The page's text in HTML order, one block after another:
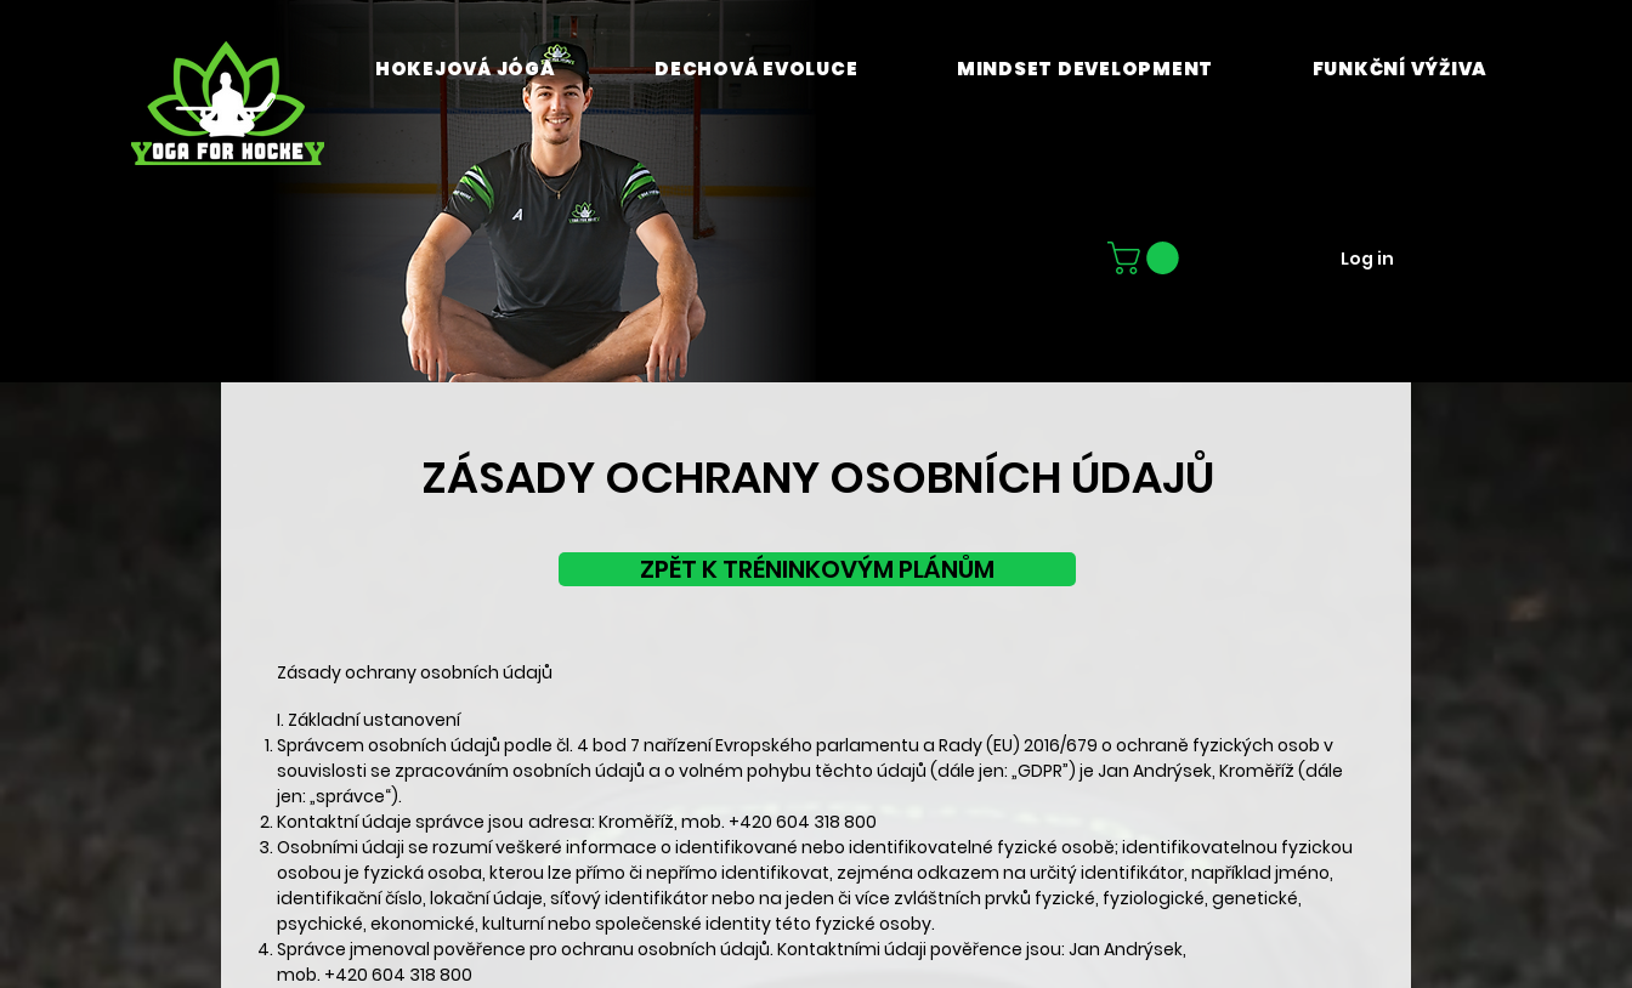
Log in
HOKEJOVÁ JÓGA DECHOVÁ EVOLUCE MINDSET DEVELOPMENT FUNKČNÍ VÝŽIVA
ZPĚT K TRÉNINKOVÝM PLÁNŮM
Zásady ochrany osobních údajů
I. Základní ustanovení
Správcem osobních údajů podle čl. 4 bod 7 nařízení Evropského parlamentu a Rady (EU) 2016/679 o ochraně fyzických osob v
souvislosti se zpracováním osobních údajů a o volném pohybu těchto údajů (dále jen: „GDPR”) je Jan Andrýsek, Kroměříž (dále
jen: „správce“).
Kontaktní údaje správce jsou adresa: Kroměříž, mob. +420 604 318 800
Osobními údaji se rozumí veškeré informace o identifikované nebo identifikovatelné fyzické osobě; identifikovatelnou fyzickou
osobou je fyzická osoba, kterou lze přímo či nepřímo identifikovat, zejména odkazem na určitý identifikátor, například jméno,
identifikační číslo, lokační údaje, síťový identifikátor nebo na jeden či více zvláštních prvků fyzické, fyziologické, genetické,
psychické, ekonomické, kulturní nebo společenské identity této fyzické osoby.
Správce jmenoval pověřence pro ochranu osobních údajů. Kontaktními údaji pověřence jsou: Jan Andrýsek,
mob. +420 604 318 800
ZÁSADY OCHRANY OSOBNÍCH ÚDAJŮ